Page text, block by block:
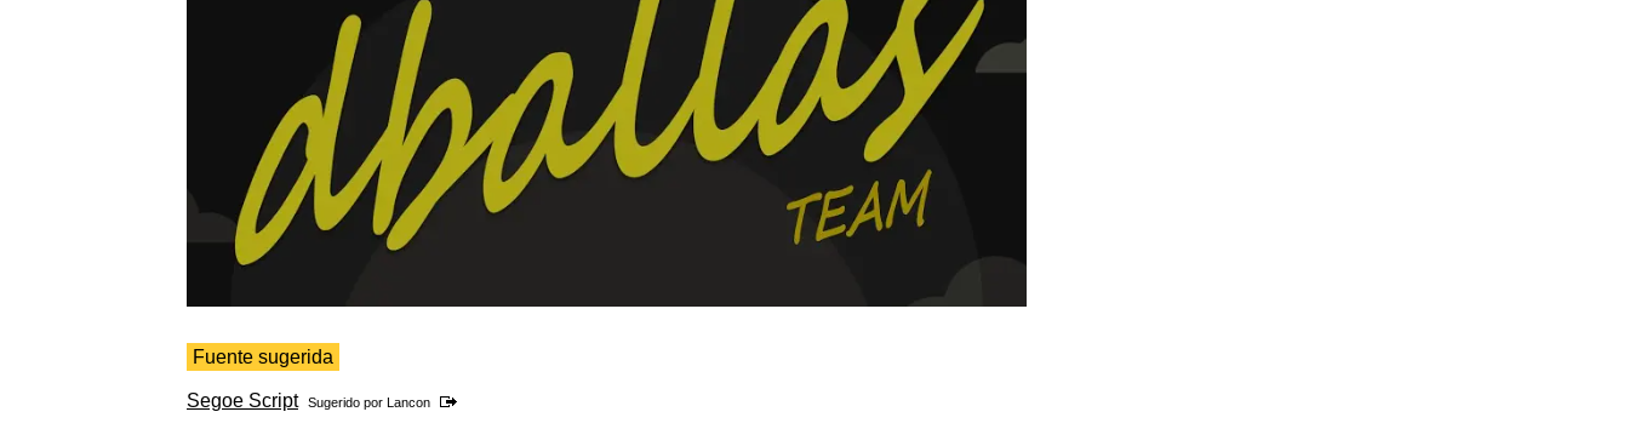
Fuente sugerida
Segoe Script Sugerido por Lancon